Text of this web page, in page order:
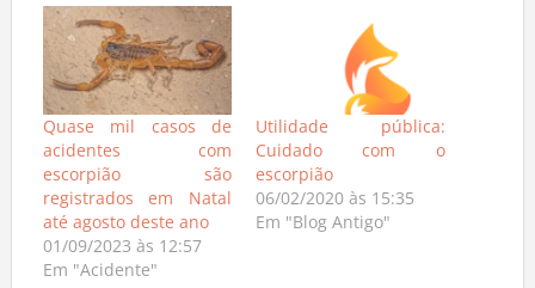
Quase mil casos de
acidentes com
escorpião são
registrados em Natal
até agosto deste ano
01/09/2023 às 12:57
Em "Acidente"
Utilidade pública:
Cuidado com o
escorpião
06/02/2020 às 15:35
Em "Blog Antigo"